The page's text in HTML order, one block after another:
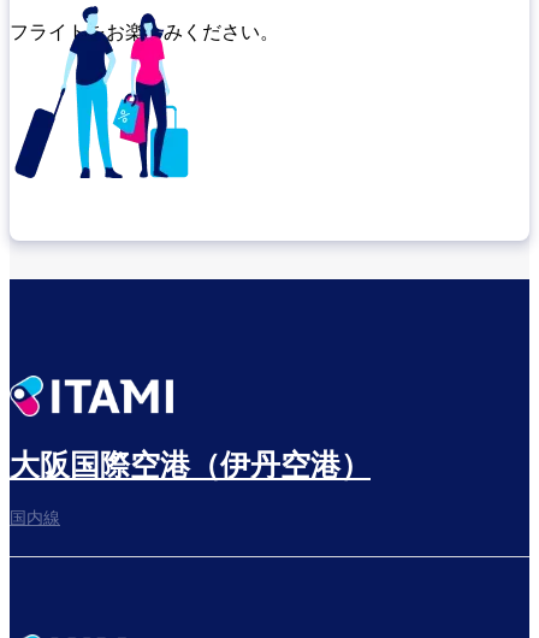
フライトをお楽しみください。
搭乗ゲートへ
大阪国際空港（伊丹空港）
国内線